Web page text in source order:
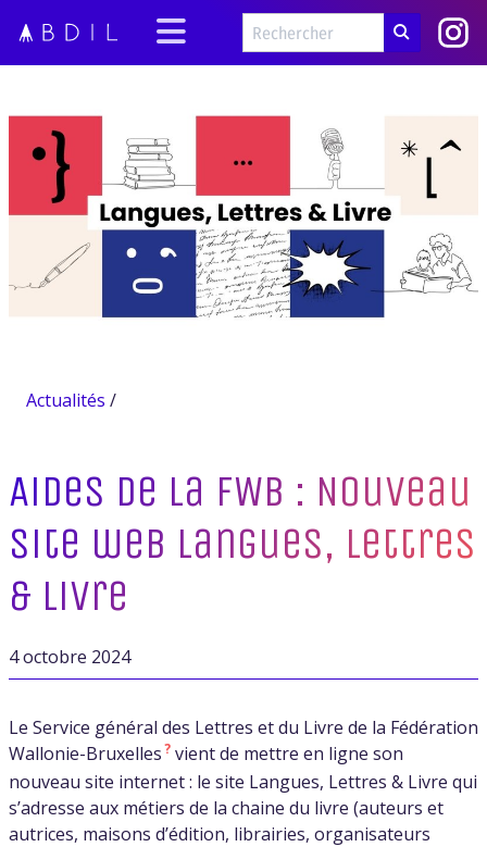
Actualités /
Aides de la FWB : Nouveau
site web Langues, Lettres
& Livre
4 octobre 2024
Le Service général des Lettres et du Livre de la Fédération
Wallonie-Bruxelles? vient de mettre en ligne son
nouveau site internet : le site Langues, Lettres & Livre qui
s’adresse aux métiers de la chaine du livre (auteurs et
autrices, maisons d’édition, librairies, organisateurs